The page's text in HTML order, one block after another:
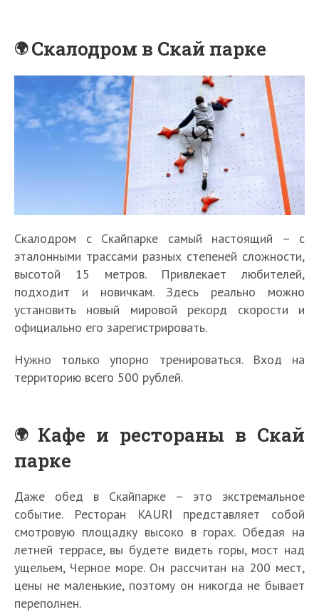
Скалодром в Скай парке
Скалодром с Скайпарке самый настоящий – с
эталонными трассами разных степеней сложности,
высотой 15 метров. Привлекает любителей,
подходит и новичкам. Здесь реально можно
установить новый мировой рекорд скорости и
официально его зарегистрировать.
Нужно только упорно тренироваться. Вход на
территорию всего 500 рублей.
Кафе и рестораны в Скай
парке
Даже обед в Скайпарке – это экстремальное
событие. Ресторан KAURI представляет собой
смотровую площадку высоко в горах. Обедая на
летней террасе, вы будете видеть горы, мост над
ущельем, Черное море. Он рассчитан на 200 мест,
цены не маленькие, поэтому он никогда не бывает
переполнен.